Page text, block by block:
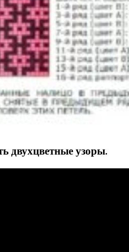
двухцветные узоры.